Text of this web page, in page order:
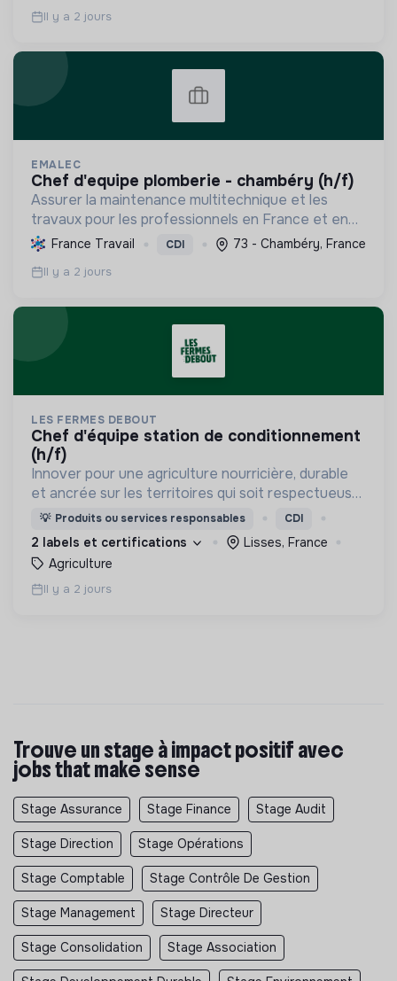
Il y a 2 jours
EMALEC
chef d'equipe plomberie - chambéry (h/f)
Assurer la maintenance multitechnique et les
travaux pour les professionnels en France et en
Europe, en intégrant des solutions durables et en
promouvant un environnement de travail éthique
et inclusi...
France Travail CDI 73 - Chambéry, France
Il y a 2 jours
LES FERMES DEBOUT
chef d'équipe station de conditionnement
(h/f)
Innover pour une agriculture nourricière, durable
et ancrée sur les territoires qui soit respectueuse
de l'humain et des écosystèmes
💡 Produits ou services responsables CDI
2 labels et certifications
Lisses, France
Agriculture
Il y a 2 jours
Trouve un stage à impact positif avec
jobs that make sense
Stage Assurance Stage Finance Stage Audit
Stage Direction Stage Opérations
Stage Comptable Stage Contrôle De Gestion
Stage Management Stage Directeur
Stage Consolidation Stage Association